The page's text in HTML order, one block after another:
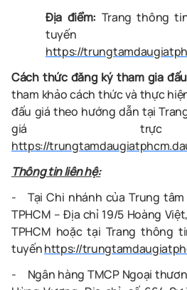
Địa điểm: Trang thông
tuyến
https://
Cách thức đăng ký tham gia
tham khảo cách thức và thực
đấu giá theo hướng dẫn tại
giá trực
https://
Thông tin liên hệ:
-
Tại Chi nhánh của Trung
TPHCM – Địa chỉ 19/5 Hoàng
TPHCM hoặc tại Trang thông
tuyếnhttps://
- Ngân hàng TMCP Ngoại